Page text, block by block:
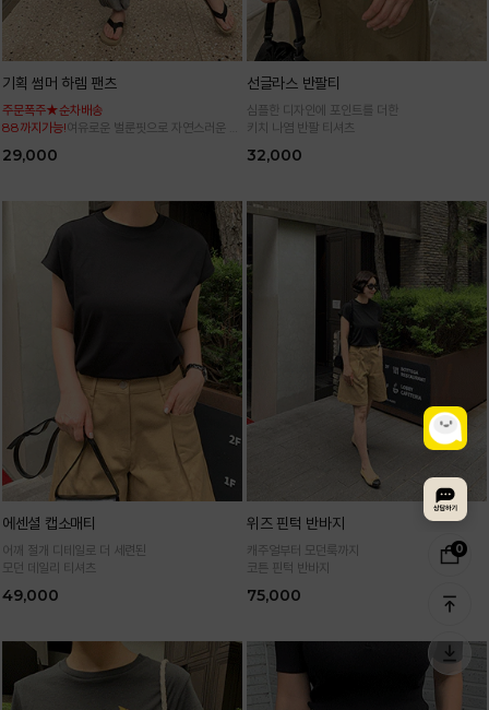
0
기획 썸머 하렘 팬츠
주문폭주★순차배송
88까지가능!여유로운 벌룬핏으로 자연스러운 체
29,000
선글라스 반팔티
심플한 디자인에 포인트를 더한
키치 나염 반팔 티셔츠
32,000
에센셜 캡소매티
어깨 절개 디테일로 더 세련된
모던 데일리 티셔츠
49,000
위즈 핀턱 반바지
캐주얼부터 모던룩까지
코튼 핀턱 반바지
75,000